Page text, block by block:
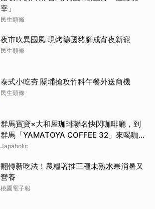
宰」
民生頭條
夜市吹異國風 現烤德國豬腳成宵夜新寵
民生頭條
泰式小吃夯 關埔搶攻竹科午餐外送商機
民生頭條
群馬寶寶×大和屋珈琲聯名快閃咖啡廳，到
群馬「YAMATOYA COFFEE 32」來喝咖啡
吧
Japaholic
翻轉新吃法！農糧署推三種未熟水果消暑又
營養
桃園電子報